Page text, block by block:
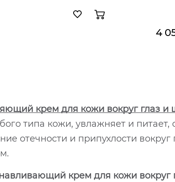
4
крем для кожи вокруг глаз
типа кожи, увлажняет и питает,
отечности и припухлости
крем для кожи вокруг